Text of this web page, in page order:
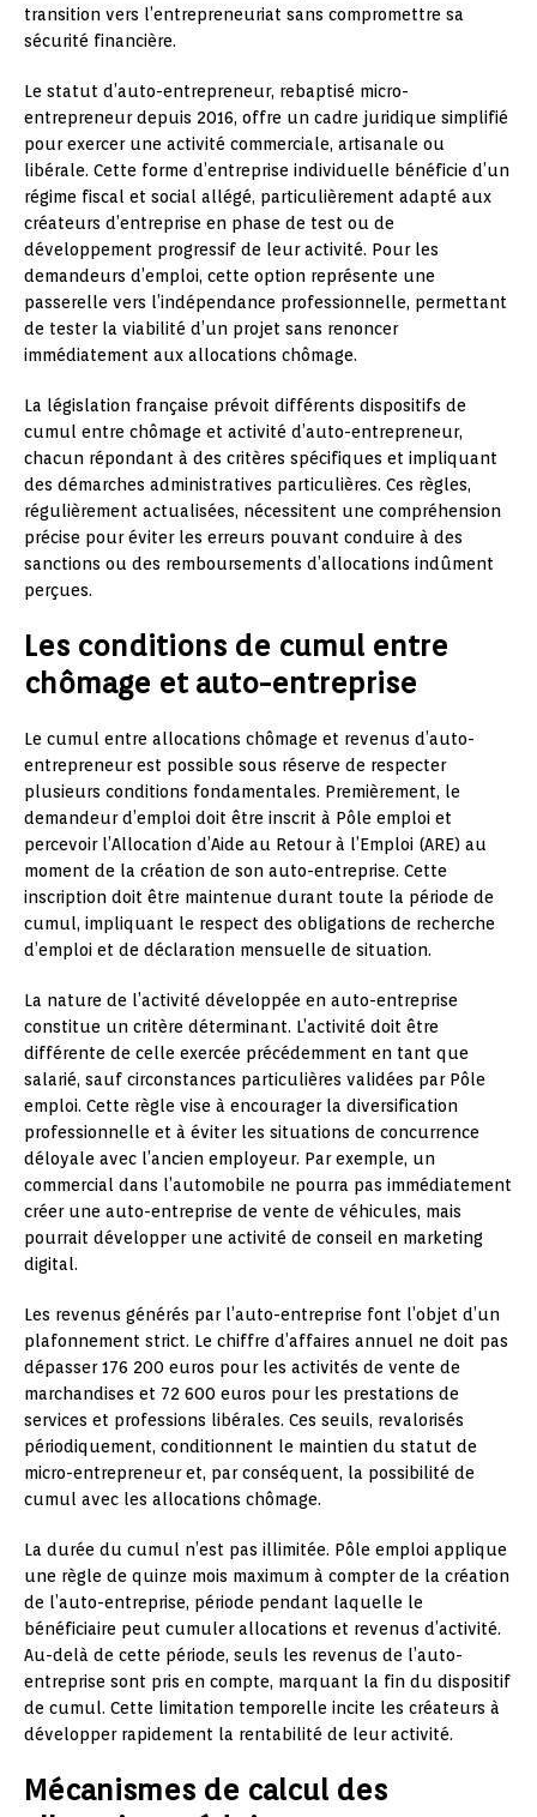
transition vers l’entrepreneuriat sans compromettre sa
sécurité financière.
Le statut d’auto-entrepreneur, rebaptisé micro-
entrepreneur depuis 2016, offre un cadre juridique simplifié
pour exercer une activité commerciale, artisanale ou
libérale. Cette forme d’entreprise individuelle bénéficie d’un
régime fiscal et social allégé, particulièrement adapté aux
créateurs d’entreprise en phase de test ou de
développement progressif de leur activité. Pour les
demandeurs d’emploi, cette option représente une
passerelle vers l’indépendance professionnelle, permettant
de tester la viabilité d’un projet sans renoncer
immédiatement aux allocations chômage.
La législation française prévoit différents dispositifs de
cumul entre chômage et activité d’auto-entrepreneur,
chacun répondant à des critères spécifiques et impliquant
des démarches administratives particulières. Ces règles,
régulièrement actualisées, nécessitent une compréhension
précise pour éviter les erreurs pouvant conduire à des
sanctions ou des remboursements d’allocations indûment
perçues.
Les conditions de cumul entre
chômage et auto-entreprise
Le cumul entre allocations chômage et revenus d’auto-
entrepreneur est possible sous réserve de respecter
plusieurs conditions fondamentales. Premièrement, le
demandeur d’emploi doit être inscrit à Pôle emploi et
percevoir l’Allocation d’Aide au Retour à l’Emploi (ARE) au
moment de la création de son auto-entreprise. Cette
inscription doit être maintenue durant toute la période de
cumul, impliquant le respect des obligations de recherche
d’emploi et de déclaration mensuelle de situation.
La nature de l’activité développée en auto-entreprise
constitue un critère déterminant. L’activité doit être
différente de celle exercée précédemment en tant que
salarié, sauf circonstances particulières validées par Pôle
emploi. Cette règle vise à encourager la diversification
professionnelle et à éviter les situations de concurrence
déloyale avec l’ancien employeur. Par exemple, un
commercial dans l’automobile ne pourra pas immédiatement
créer une auto-entreprise de vente de véhicules, mais
pourrait développer une activité de conseil en marketing
digital.
Les revenus générés par l’auto-entreprise font l’objet d’un
plafonnement strict. Le chiffre d’affaires annuel ne doit pas
dépasser 176 200 euros pour les activités de vente de
marchandises et 72 600 euros pour les prestations de
services et professions libérales. Ces seuils, revalorisés
périodiquement, conditionnent le maintien du statut de
micro-entrepreneur et, par conséquent, la possibilité de
cumul avec les allocations chômage.
La durée du cumul n’est pas illimitée. Pôle emploi applique
une règle de quinze mois maximum à compter de la création
de l’auto-entreprise, période pendant laquelle le
bénéficiaire peut cumuler allocations et revenus d’activité.
Au-delà de cette période, seuls les revenus de l’auto-
entreprise sont pris en compte, marquant la fin du dispositif
de cumul. Cette limitation temporelle incite les créateurs à
développer rapidement la rentabilité de leur activité.
Mécanismes de calcul des